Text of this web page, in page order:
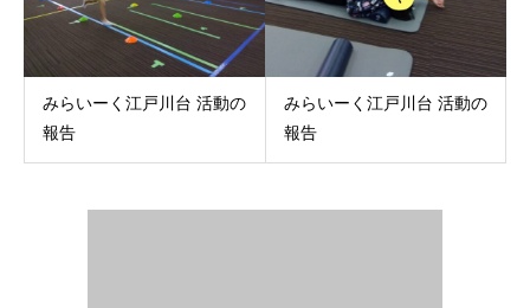
みらいーく江戸川台 活動の
報告
みらいーく江戸川台 活動の
報告